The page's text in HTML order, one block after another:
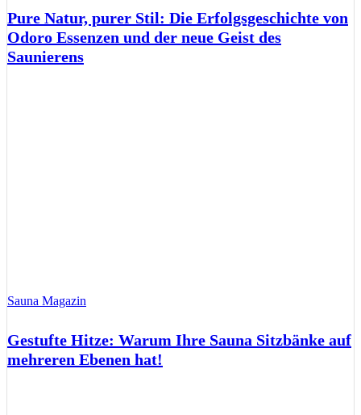
Pure Natur, purer Stil: Die Erfolgsgeschichte von
Odoro Essenzen und der neue Geist des
Saunierens
Sauna Magazin
Gestufte Hitze: Warum Ihre Sauna Sitzbänke auf
mehreren Ebenen hat!